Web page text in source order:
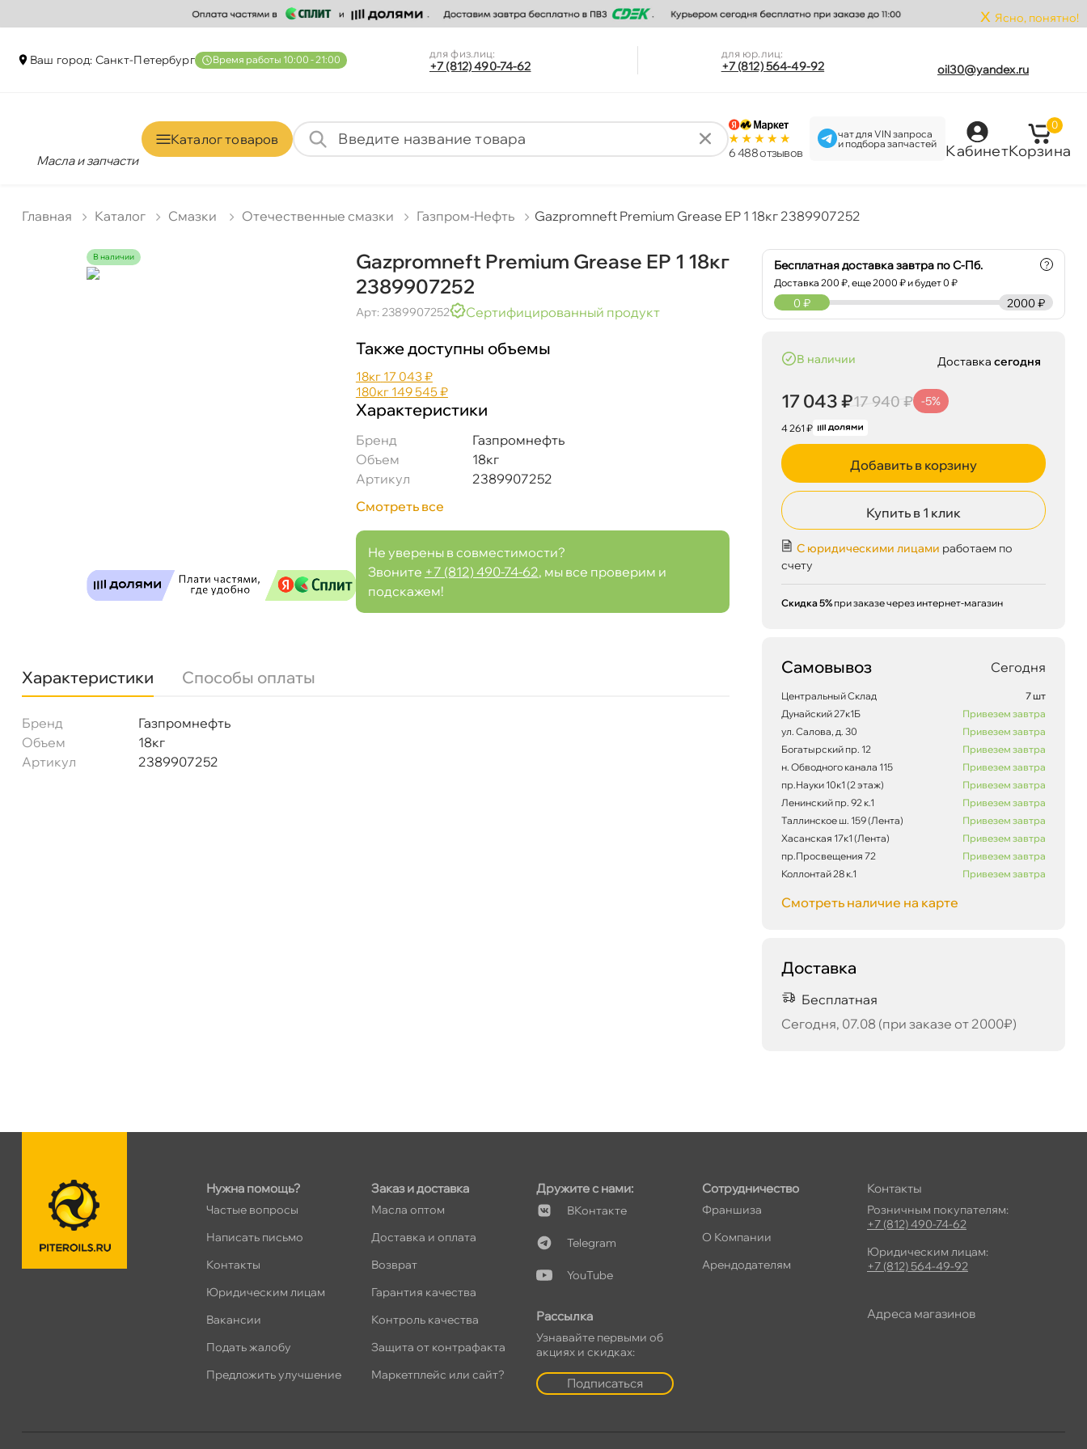
x Ясно, понятно!
аш город: Санкт-Петербур ремя работы 10:00 - 21:00 для физ.лиц:
+7 (812) 490-74-62
для юр.лиц:
+7 (812) 564-49-92 oil30@yandex.ru
Масла и запчасти
Каталог товаро
6 488 отзыво
чат для VIN запроса
и подбора запчастей
Кабинет
0
Корзина
Главная Катало Смазки Отечественные смазки Газпром-Нефть Gazpromneft Premium Grease EP 1 18кг 2389907252
наличии
Gazpromneft Premium Grease EP 1 18к
2389907252
Арт: 2389907252 Сертифицированный продукт
Также доступны объемы
18к 17 043 ₽
180к 149 545 ₽
Характеристики
Бренд
Газпромнефть
Объем
18к
Артикул
2389907252
Смотреть все
Не уверены в совместимости?
Звоните +7 (812) 490-74-62, мы все проверим и
подскажем!
Характеристики Способы оплаты
Бренд
Газпромнефть
Объем
18к
Артикул
2389907252
Бесплатная доставка завтра по С-Пб.
Доставка200 ₽, еще2000 ₽ и будет 0 ₽
?
2000 ₽
0 ₽
наличии
17 043 ₽17 940 ₽ -5%
4 261 ₽
Доставкасегодня
Добавить в корзину
Купить в 1 клик
С юридическими лицами работаем по
счету
Скидка 5% при заказе через интернет-магазин
Самовывоз Сегодня
Центральный Склад
7 шт
Дунайский 27к1Б
Привезем завтра
ул. Салова, д. 30
Привезем завтра
Богатырский пр. 12
Привезем завтра
н. Обводного канала 115
Привезем завтра
пр.Науки 10к1 (2 этаж)
Привезем завтра
Ленинский пр. 92 к.1
Привезем завтра
Таллинское ш. 159 (Лента)
Привезем завтра
Хасанская 17к1 (Лента)
Привезем завтра
пр.Просвещения 72
Привезем завтра
Коллонтай 28 к.1
Привезем завтра
Смотреть наличие на карте
Доставка
Бесплатная
Сегодня, 07.08 (при заказе от 2000₽)
Gazpromneft Premium Grease EP 1 18кг 2389907252 17 043 ₽ корзину
Самовывоз
ул. Салова, д. 30
09.30 - 19.00 Сб-Вс
Дунайский 27к1Б
ПН–ВС
Хасанская 17к1 (Лента)
0 шт
Нужна помощь?
Частые вопросы
Написать письмо
Контакты
Юридическим лицам
акансии
Подать жалобу
Предложить улучшение
Заказ и доставка
Масла оптом
Доставка и оплата
озврат
Гарантия качества
Контроль качества
Защита от контрафакта
Маркетплейс или сайт?
Дружите с нами:
Контакте
Telegram
YouTube
Рассылка
Узнавайте первыми о
акциях и скидках:
Подписаться
Сотрудничество
Франшиза
О Компании
Арендодателям
Контакты
Розничным покупателям:
+7 (812) 490-74-62
Юридическим лицам:
+7 (812) 564-49-92
Адреса магазино